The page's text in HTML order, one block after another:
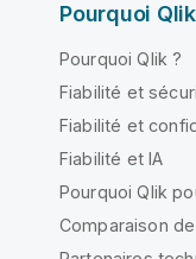
Pourquoi
Pourquoi Qlik ?
Fiabilité et
Fiabilité et
Fiabilité et IA
Pourquoi Qlik
Comparaison